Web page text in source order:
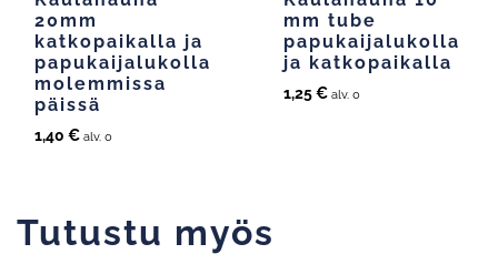
20mm
katkopaikalla ja
papukaijalukolla
molemmissa
päissä
1,40 € alv. 0
mm tube
papukaijalukolla
ja katkopaikalla
1,25€ alv. 0
Tutustu myös